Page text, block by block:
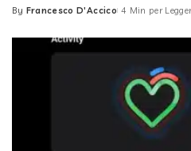
Posted
By Francesco D'Accico 4 Min per